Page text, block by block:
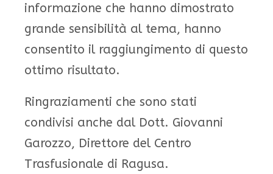
informazione che hanno dimostrato
grande sensibilità al tema, hanno
consentito il raggiungimento di questo
ottimo risultato.
Ringraziamenti che sono stati
condivisi anche dal Dott. Giovanni
Garozzo, Direttore del Centro
Trasfusionale di Ragusa.